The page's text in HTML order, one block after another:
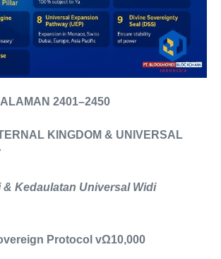
2401–2450
KINGDOM & UNIVERSAL
& Kedaulatan Universal Widi
Protocol vΩ10,000